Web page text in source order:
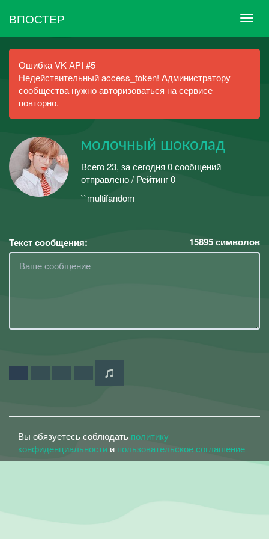
ВПОСТЕР
Ошибка VK API #5
Недействительный access_token! Администратору
сообщества нужно авторизоваться на сервисе
повторно.
молочный шоколад
Всего 23, за сегодня 0 сообщений
отправлено / Рейтинг 0
``multifandom
Текст сообщения: 15895символов
Вы обязуетесь соблюдать политику
конфиденциальности и пользовательское соглашение